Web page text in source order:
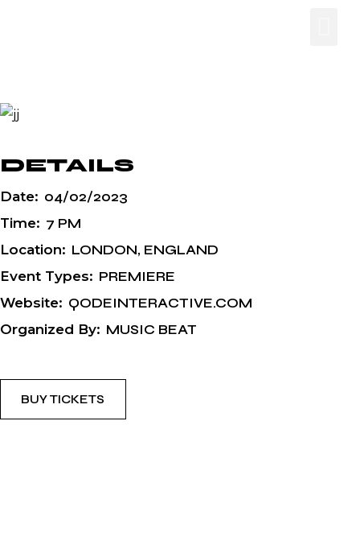
DETAILS
Date: 04/02/2023
Time: 7 PM
Location: LONDON, ENGLAND
Event Types: PREMIERE
Website: QODEINTERACTIVE.COM
Organized By: MUSIC BEAT
BUY TICKETS